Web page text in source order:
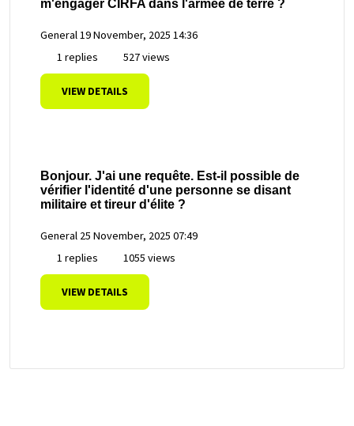
m'engager CIRFA dans l'armée de terre ?
General19 November, 2025 14:36
1 replies
527 views
VIEW DETAILS
Bonjour. J'ai une requête. Est-il possible de
vérifier l'identité d'une personne se disant
militaire et tireur d'élite ?
General 25 November, 2025 07:49
1 replies
1055 views
VIEW DETAILS